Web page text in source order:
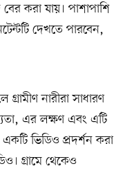
করা যায়। পাশাপাশি
দেখতে পারবেন,
নারীরা সাধারণ
এর লক্ষণ এবং এটি
ভিডিও প্রদর্শন করা
গ্রামে থেকেও